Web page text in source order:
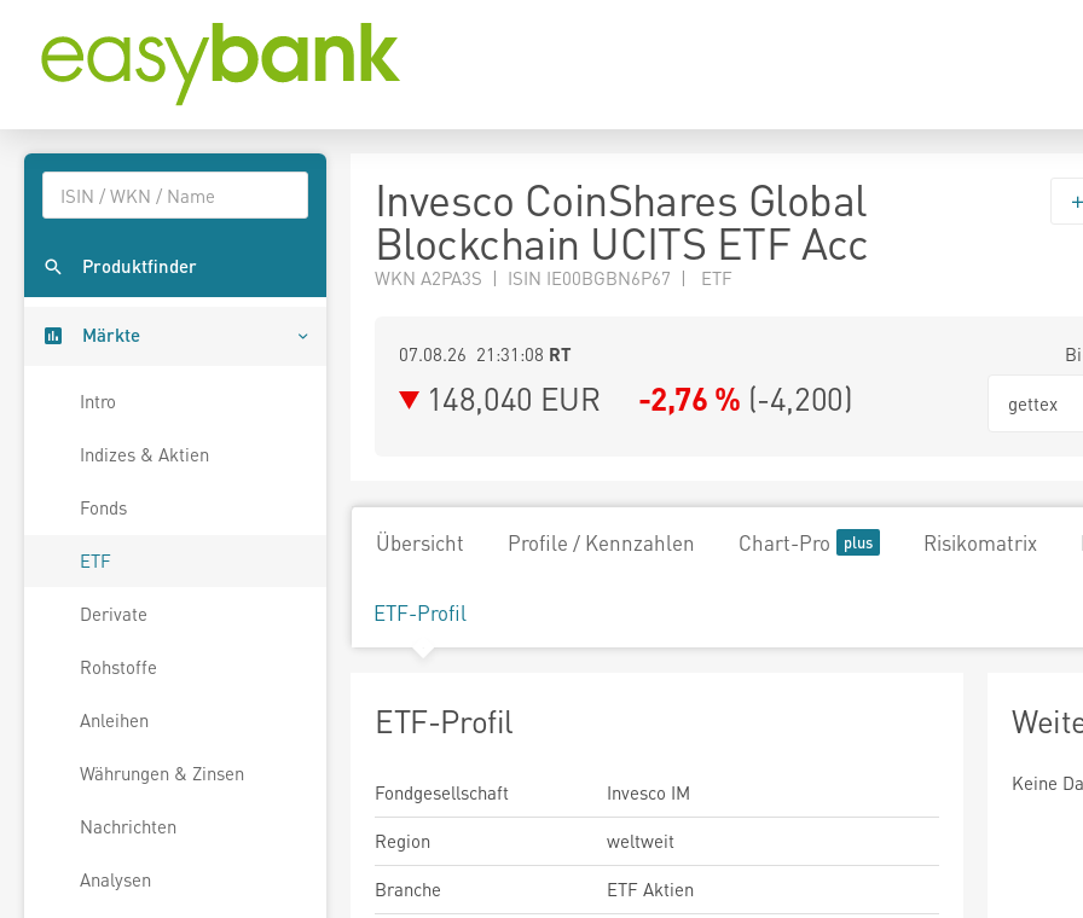
Produktfinder
Märkte
Intro
Indizes & Aktien
Fonds
ETF
Derivate
Rohstoffe
Anleihen
Währungen & Zinsen
Nachrichten
Analysen
Invesco CoinShares Global
Blockchain UCITS ETF Acc
WKN A2PA3S | ISIN IE00BGBN6P67 | ETF
07.08.26 21:31:08 RT
148,040 EUR -2,76 % (-4,200) gettex
Übersicht Profile / Kennzahlen Chart-Pro Risikomatrix
ETF-Profil
ETF-Profil
Fondgesellschaft
Invesco IM
Region
weltweit
Branche
ETF Aktien
Keine